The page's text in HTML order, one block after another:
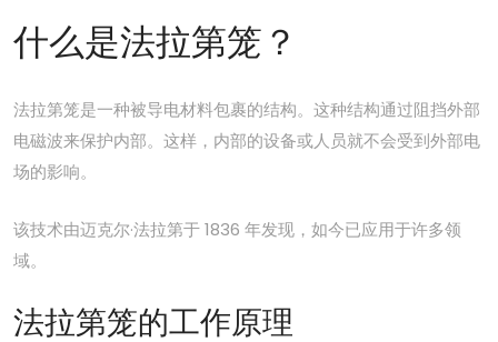
什么是法拉第笼？
法拉第笼是一种被导电材料包裹的结构。这种结构通过阻挡外部
电磁波来保护内部。这样，内部的设备或人员就不会受到外部电
场的影响。
该技术由迈克尔·法拉第于 1836 年发现，如今已应用于许多领
域。
法拉第笼的工作原理